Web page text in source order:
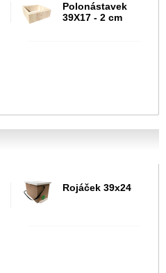
Polonástavek
39X17 - 2 cm
Rojáček 39x24